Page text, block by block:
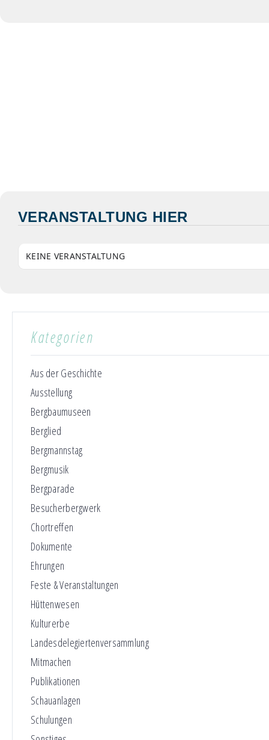
VERANSTALTUNG HIER
KEINE VERANSTALTUNG
Kategorien
Aus der Geschichte
Ausstellung
Bergbaumuseen
Berglied
Bergmannstag
Bergmusik
Bergparade
Besucherbergwerk
Chortreffen
Dokumente
Ehrungen
Feste & Veranstaltungen
Hüttenwesen
Kulturerbe
Landesdelegiertenversammlung
Mitmachen
Publikationen
Schauanlagen
Schulungen